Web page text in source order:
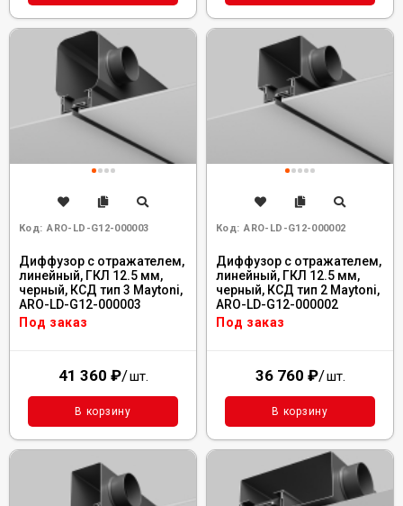
Код: ARO-LD-G12-000003
Диффузор с отражателем,
линейный, ГКЛ 12.5 мм,
черный, КСД тип 3 Maytoni,
ARO-LD-G12-000003
Под заказ
41 360 ₽/шт.
В корзину
Код: ARO-LD-G12-000002
Диффузор с отражателем,
линейный, ГКЛ 12.5 мм,
черный, КСД тип 2 Maytoni,
ARO-LD-G12-000002
Под заказ
36 760 ₽/шт.
В корзину